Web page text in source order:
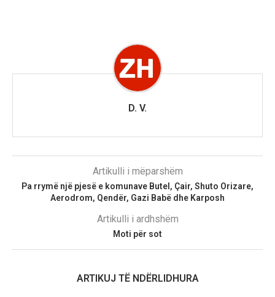
D. V.
Artikulli i mëparshëm
Pa rrymë një pjesë e komunave Butel, Çair, Shuto Orizare,
Aerodrom, Qendër, Gazi Babë dhe Karposh
Artikulli i ardhshëm
Moti për sot
ARTIKUJ TË NDËRLIDHURA